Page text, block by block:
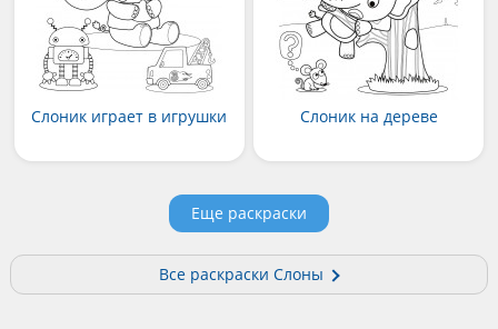
Слоник играет в игрушки Слоник на дереве
Еще раскраски
Все раскраски Слоны